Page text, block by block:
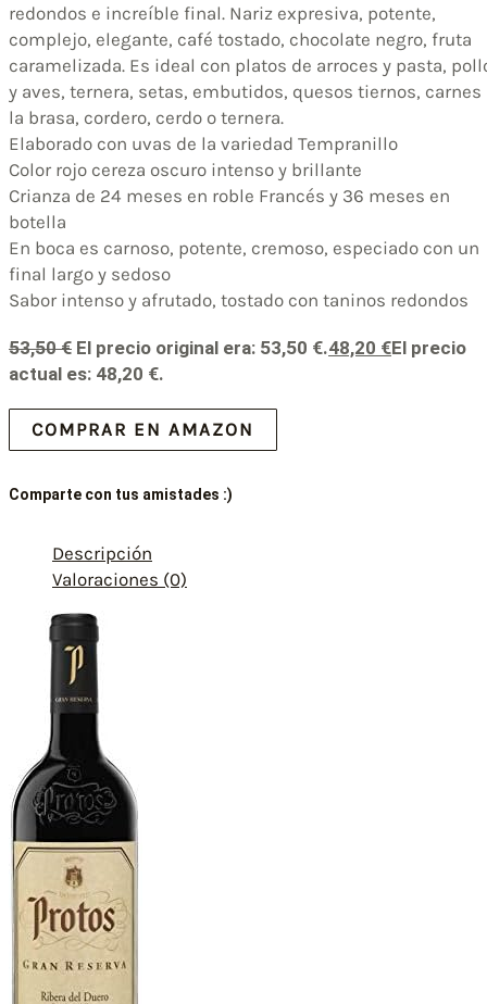
redondos e increíble final. Nariz expresiva, potente,
complejo, elegante, café tostado, chocolate negro, fruta
caramelizada. Es ideal con platos de arroces y pasta,
y aves, ternera, setas, embutidos, quesos tiernos, carnes
la brasa, cordero, cerdo o ternera.
Elaborado con uvas de la variedad Tempranillo
Color rojo cereza oscuro intenso y brillante
Crianza de 24 meses en roble Francés y 36 meses en
botella
En boca es carnoso, potente, cremoso, especiado con un
final largo y sedoso
Sabor intenso y afrutado, tostado con taninos redondos
53,50€ El precio original era: 53,50 €.48,20 €El precio
actual es: 48,20 €.
COMPRAR EN AMAZON
Comparte con tus amistades :)
Descripción
Valoraciones (0)